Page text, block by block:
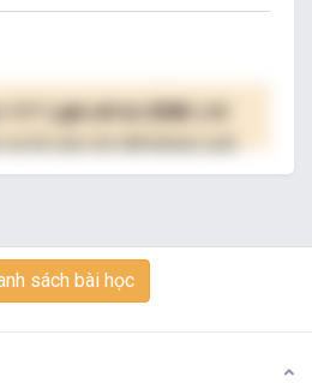
( giá chỉ từ 250K )
và lời giải chi tiết không giới
sách bài học